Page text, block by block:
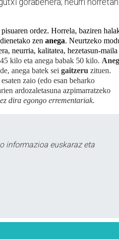
ordez. Horrela, baziren
zen anega. Neurtzeko
neurria, kalitatea, hezetasun-maila
kilo eta anega babak 50 kilo.
anega batek sei gaitzeru zituen.
zaio (edo esan beharko
ardozaletasuna azpimarratzeko
dira egongo errementariak.
informazioa euskaraz eta